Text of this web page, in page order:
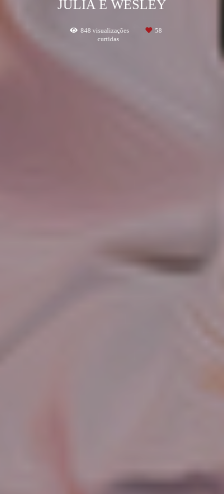
JÚLIA E WESLEY
848 visualizações
58
curtidas